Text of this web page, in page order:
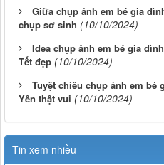
Giữa chụp ảnh em bé gia
chụp sơ sinh (10/10/2024)
Idea chụp ảnh em bé gia
Tết đẹp (10/10/2024)
Tuyệt chiêu chụp ảnh em bé
Yên thật vui (10/10/2024)
Tin xem nhiều